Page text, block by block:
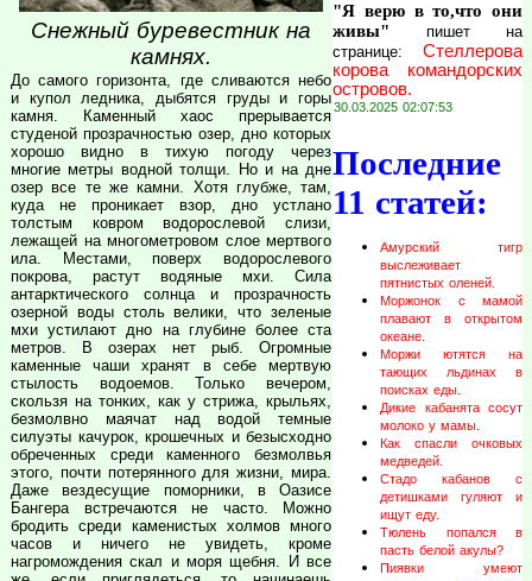
Снежный буревестник на
камнях.
До самого горизонта, где сливаются небо
и купол ледника, дыбятся груды и горы
камня. Каменный хаос прерывается
студеной прозрачностью озер, дно которых
хорошо видно в тихую погоду через
многие метры водной толщи. Но и на дне
озер все те же камни. Хотя глубже, там,
куда не проникает взор, дно устлано
толстым ковром водорослевой слизи,
лежащей на многометровом слое мертвого
ила. Местами, поверх водорослевого
покрова, растут водяные мхи. Сила
антарктического солнца и прозрачность
озерной воды столь велики, что зеленые
мхи устилают дно на глубине более ста
метров. В озерах нет рыб. Огромные
каменные чаши хранят в себе мертвую
стылость водоемов. Только вечером,
скользя на тонких, как у стрижа, крыльях,
безмолвно маячат над водой темные
силуэты качурок, крошечных и безысходно
обреченных среди каменного безмолвья
этого, почти потерянного для жизни, мира.
Даже вездесущие поморники, в Оазисе
Бангера встречаются не часто. Можно
бродить среди каменистых холмов много
часов и ничего не увидеть, кроме
нагромождения скал и моря щебня. И все
"Я верю в то,что они
живы" пишет на
странице: Стеллерова
корова командорских
островов.
30.03.2025 02:07:53
Последние
11 статей:
Амурский тигр
выслеживает
пятнистых оленей.
Моржонок с мамой
плавают в открытом
океане.
Моржи ютятся на
тающих льдинах в
поисках еды.
Дикие кабанята сосут
молоко у мамы.
Как спасли очковых
медведей.
Стадо кабанов с
детишками гуляют и
ищут еду.
Тюлень попался в
пасть белой акулы?
Пиявки умеют